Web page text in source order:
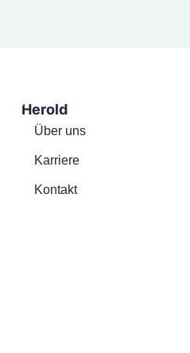
Herold
Über uns
Karriere
Kontakt